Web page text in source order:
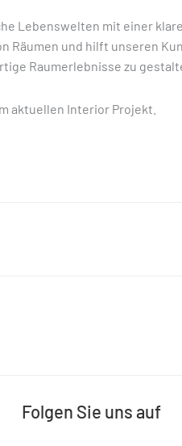
Lebenswelten mit einer
Räumen und hilft unseren
Raumerlebnisse zu
aktuellen Interior Projekt.
Folgen Sie uns auf